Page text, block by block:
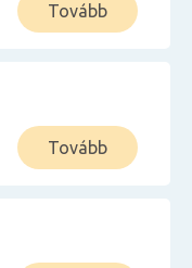
Tovább
Tovább